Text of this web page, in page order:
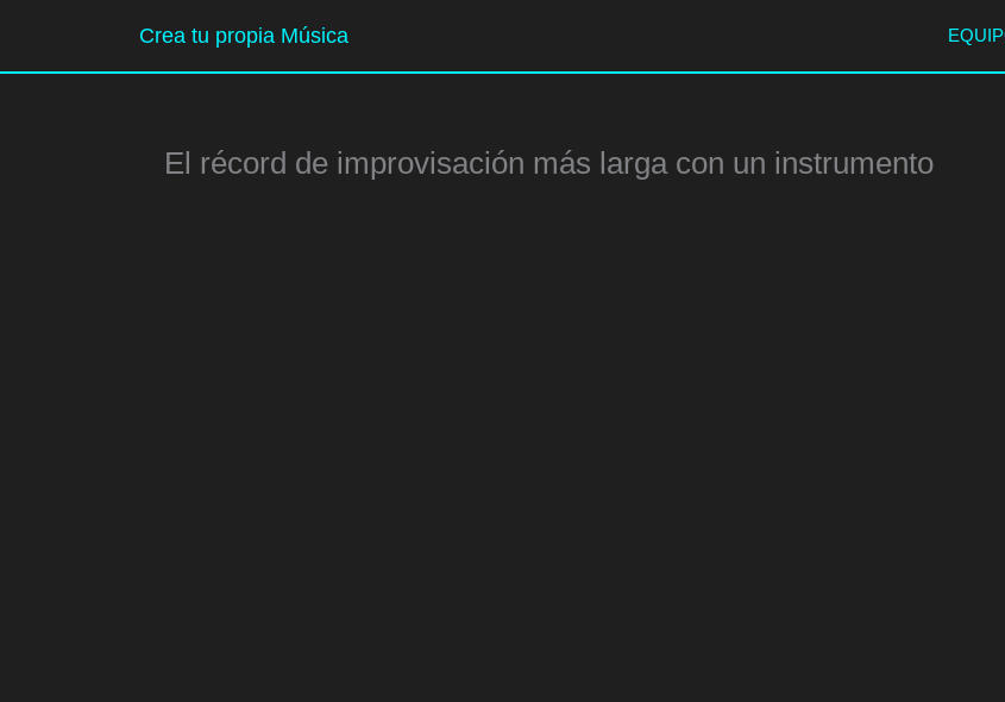
contenido
Crea tu propia Música
El récord de improvisación más larga con un instrumento